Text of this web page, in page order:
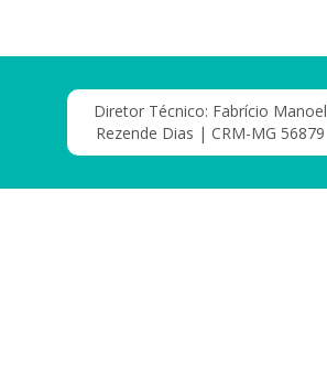
Diretor Técnico: Fabrício Manoel
Rezende Dias | CRM-MG 56879